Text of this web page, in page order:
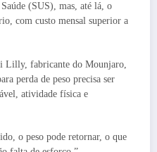
(SUS), mas, até lá, o
com custo mensal superior a
Lilly, fabricante do Mounjaro,
perda de peso precisa ser
atividade física e
o peso pode retornar, o que